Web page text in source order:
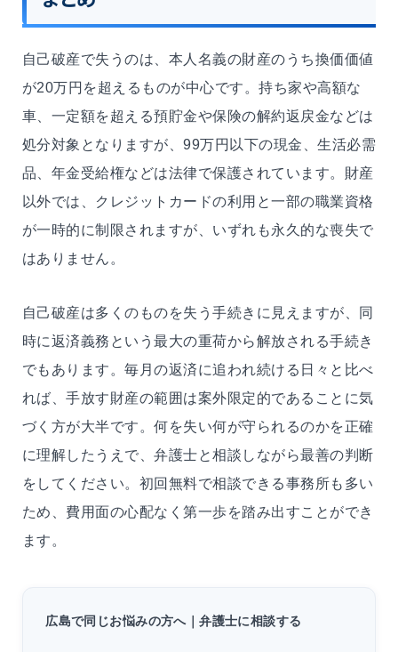
自己破産で失うのは、本人名義の財産のうち換価価値
が20万円を超えるものが中心です。持ち家や高額な
車、一定額を超える預貯金や保険の解約返戻金などは
処分対象となりますが、99万円以下の現金、生活必需
品、年金受給権などは法律で保護されています。財産
以外では、クレジットカードの利用と一部の職業資格
が一時的に制限されますが、いずれも永久的な喪失で
はありません。
自己破産は多くのものを失う手続きに見えますが、同
時に返済義務という最大の重荷から解放される手続き
でもあります。毎月の返済に追われ続ける日々と比べ
れば、手放す財産の範囲は案外限定的であることに気
づく方が大半です。何を失い何が守られるのかを正確
に理解したうえで、弁護士と相談しながら最善の判断
をしてください。初回無料で相談できる事務所も多い
ため、費用面の心配なく第一歩を踏み出すことができ
ます。
広島で同じお悩みの方へ｜弁護士に相談する